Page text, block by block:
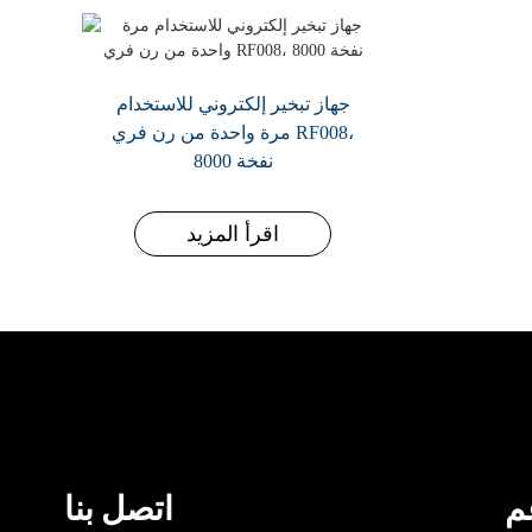
جهاز تبخير إلكتروني للاستخدام
مرة واحدة من رن فري RF008،
8000 نفخة
اقرأ المزيد
اتصل بنا